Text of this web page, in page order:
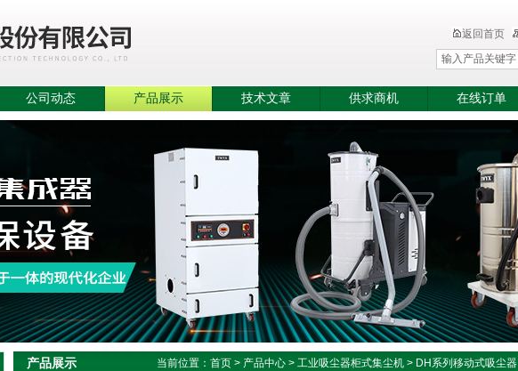
返回首页
公司动态 产品展示 技术文章 供求商机 在线订单
产品展示 当前位置： 首页 > 产品中心 > 工业吸尘器柜式集尘机 > DH系列移动式吸尘器